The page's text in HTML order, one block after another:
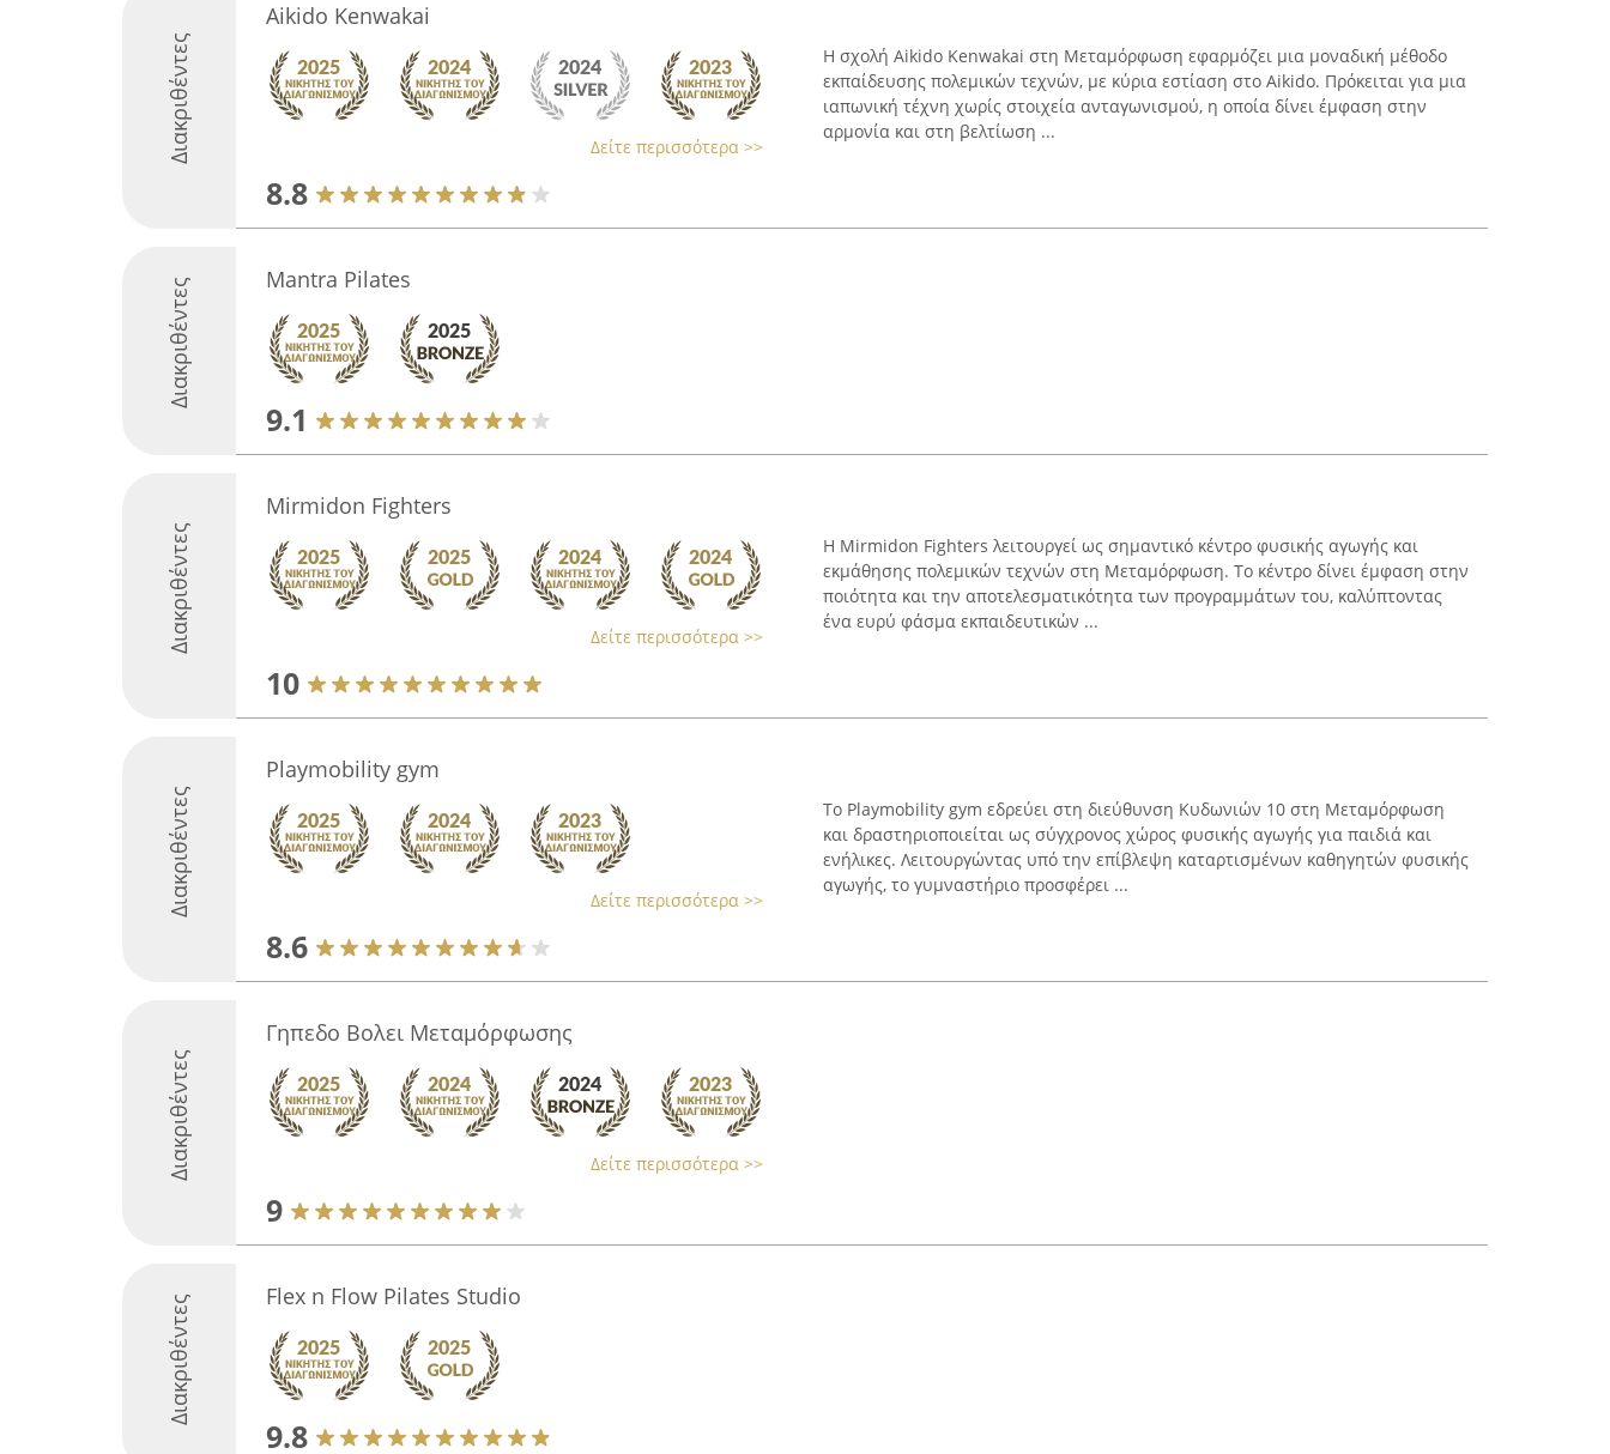
Διακριθέντες
Aikido Kenwakai
Δείτε περισσότερα >>
8.8
Η σχολή Aikido Kenwakai στη Μεταμόρφωση εφαρμόζει μια μοναδική μέθοδο
εκπαίδευσης πολεμικών τεχνών, με κύρια εστίαση στο Aikido. Πρόκειται για μια
ιαπωνική τέχνη χωρίς στοιχεία ανταγωνισμού, η οποία δίνει έμφαση στην
αρμονία και στη βελτίωση ...
Διακριθέντες Mantra Pilates
9.1
Διακριθέντες
Mirmidon Fighters
Δείτε περισσότερα >>
10
Η Mirmidon Fighters λειτουργεί ως σημαντικό κέντρο φυσικής αγωγής και
εκμάθησης πολεμικών τεχνών στη Μεταμόρφωση. Το κέντρο δίνει έμφαση στην
ποιότητα και την αποτελεσματικότητα των προγραμμάτων του, καλύπτοντας
ένα ευρύ φάσμα εκπαιδευτικών ...
Διακριθέντες
Playmobility gym
Δείτε περισσότερα >>
8.6
Το Playmobility gym εδρεύει στη διεύθυνση Κυδωνιών 10 στη Μεταμόρφωση
και δραστηριοποιείται ως σύγχρονος χώρος φυσικής αγωγής για παιδιά και
ενήλικες. Λειτουργώντας υπό την επίβλεψη καταρτισμένων καθηγητών φυσικής
αγωγής, το γυμναστήριο προσφέρει ...
Διακριθέντες
Γηπεδο Βολει Μεταμόρφωσης
Δείτε περισσότερα >>
9
Διακριθέντες Flex n Flow Pilates Studio
9.8